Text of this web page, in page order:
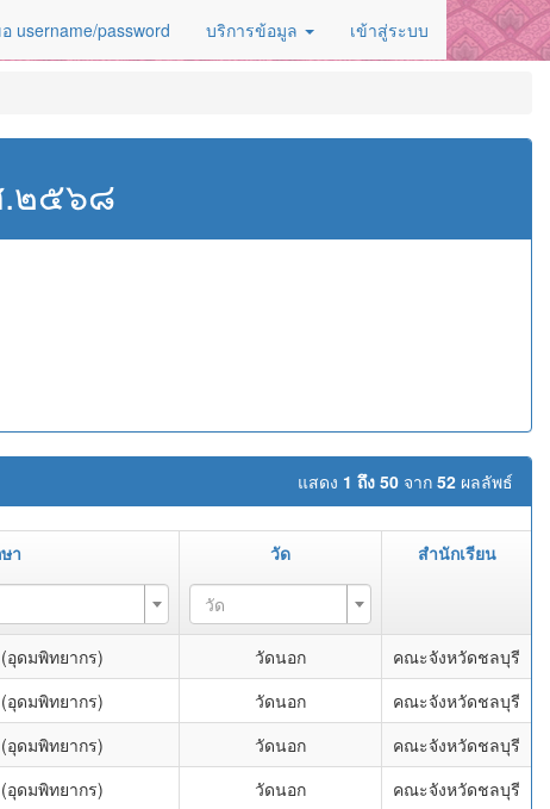
username/password บริการข้อมูล เข้าสู่ระบบ
.๒๕๖๘
แสดง 1 ถึง 50 จาก 52 ผลลัพธ์
า วัด สำนักเรียน
วัด
อุดมพิทยากร) วัดนอก
คณะจังหวัดชลบุรี
อุดมพิทยากร) วัดนอก
คณะจังหวัดชลบุรี
อุดมพิทยากร) วัดนอก
คณะจังหวัดชลบุรี
อุดมพิทยากร) วัดนอก
คณะจังหวัดชลบุรี